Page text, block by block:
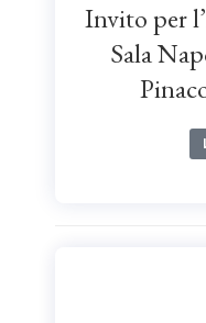
Invito per
Sala